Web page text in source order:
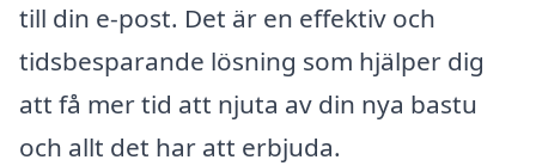
till din e-post. Det är en effektiv och
tidsbesparande lösning som hjälper dig
att få mer tid att njuta av din nya bastu
och allt det har att erbjuda.